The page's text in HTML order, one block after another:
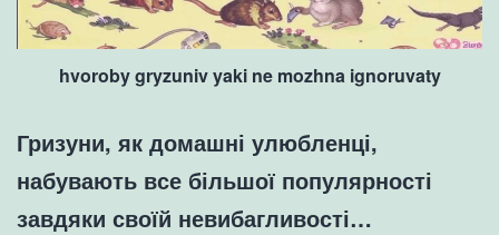
hvoroby gryzuniv yaki ne mozhna ignoruvaty
Гризуни, як домашні улюбленці,
набувають все більшої популярності
завдяки своїй невибагливості…